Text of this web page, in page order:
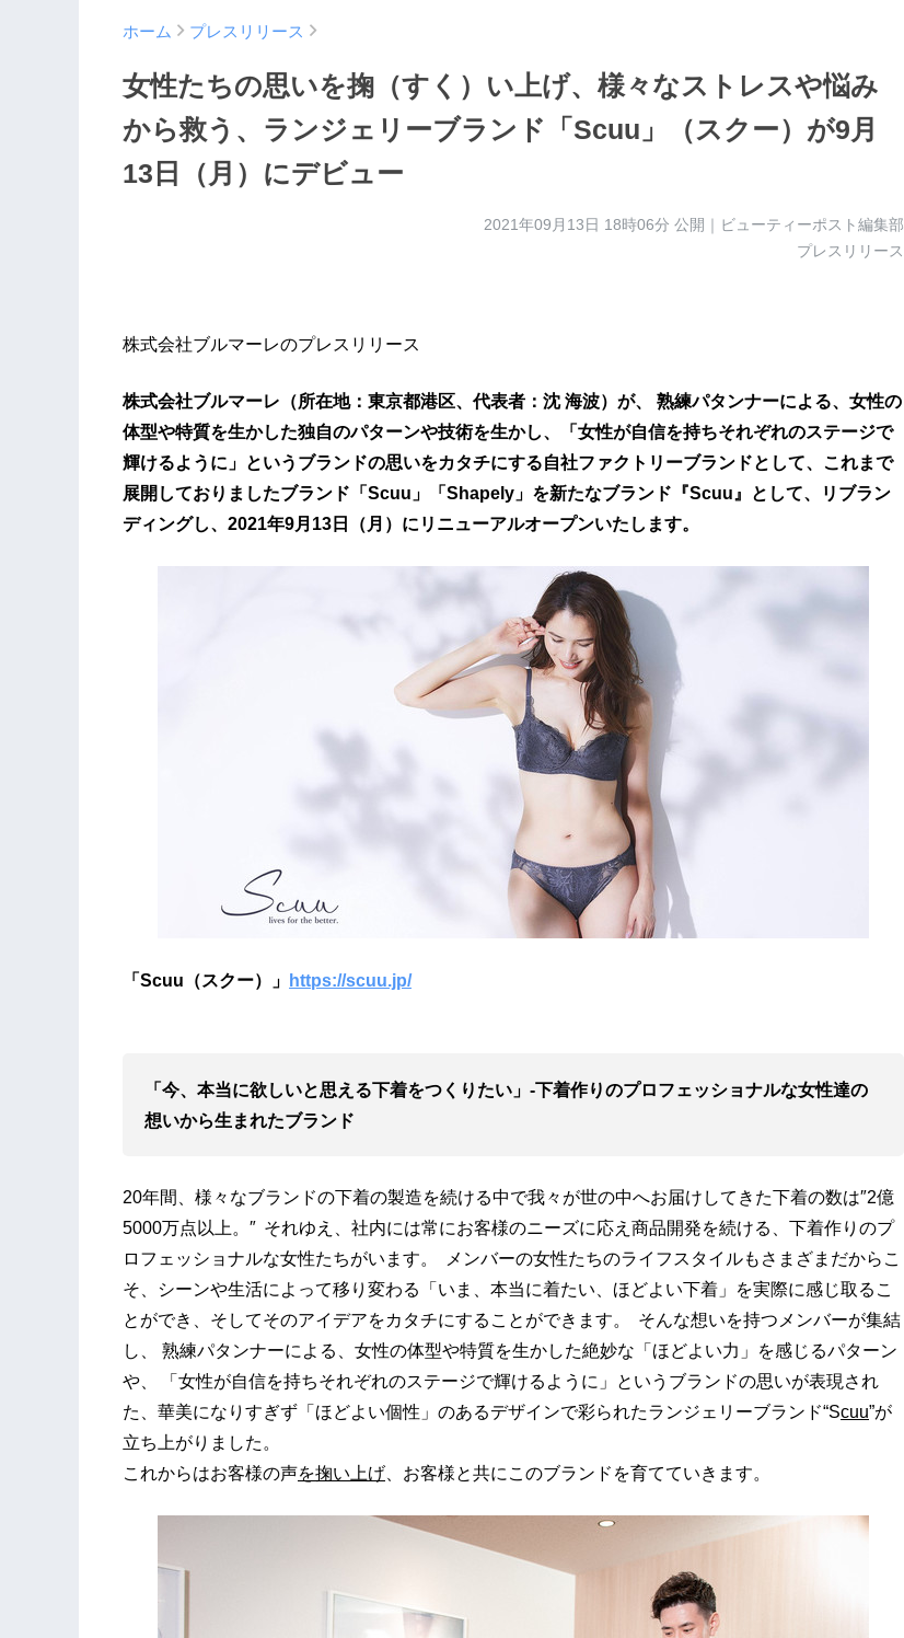
ホーム プレスリリース
女性たちの思いを掬（すく）い上げ、様々なストレスや悩み
から救う、ランジェリーブランド「Scuu」（スクー）が9月
13日（月）にデビュー
2021年09月13日 18時06分 公開｜ビューティーポスト編集部
プレスリリース
株式会社ブルマーレのプレスリリース
株式会社ブルマーレ（所在地：東京都港区、代表者：沈 海波）が、 熟練パタンナーによる、女性の
体型や特質を生かした独自のパターンや技術を生かし、「女性が自信を持ちそれぞれのステージで
輝けるように」というブランドの思いをカタチにする自社ファクトリーブランドとして、これまで
展開しておりましたブランド「Scuu」「Shapely」を新たなブランド『Scuu』として、リブラン
ディングし、2021年9月13日（月）にリニューアルオープンいたします。
「 Scuu （スクー）」 https://scuu.jp/
「今、本当に欲しいと思える下着をつくりたい」-下着作りのプロフェッショナルな女性達の
想いから生まれたブランド
20年間、様々なブランドの下着の製造を続ける中で我々が世の中へお届けしてきた下着の数は″2億
5000万点以上。″ それゆえ、社内には常にお客様のニーズに応え商品開発を続ける、下着作りのプ
ロフェッショナルな女性たちがいます。 メンバーの女性たちのライフスタイルもさまざまだからこ
そ、シーンや生活によって移り変わる「いま、本当に着たい、ほどよい下着」を実際に感じ取るこ
とができ、そしてそのアイデアをカタチにすることができます。 そんな想いを持つメンバーが集結
し、 熟練パタンナーによる、女性の体型や特質を生かした絶妙な「ほどよい力」を感じるパターン
や、 「女性が自信を持ちそれぞれのステージで輝けるように」というブランドの思いが表現され
た、華美になりすぎず「ほどよい個性」のあるデザインで彩られたランジェリーブランド“Scuu”が
立ち上がりました。
これからはお客様の声を掬い上げ 、お客様と共にこのブランドを育てていきます。